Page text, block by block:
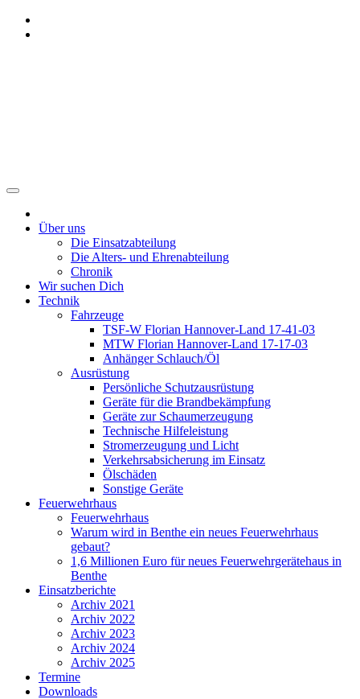
Zum
Inhalt
Über uns
Die Einsatzabteilung
Die Alters- und Ehrenabteilung
Chronik
Wir suchen Dich
Technik
Fahrzeuge
TSF-W Florian Hannover-Land 17-41-03
MTW Florian Hannover-Land 17-17-03
Anhänger Schlauch/Öl
Ausrüstung
Persönliche Schutzausrüstung
Geräte für die Brandbekämpfung
Geräte zur Schaumerzeugung
Technische Hilfeleistung
Stromerzeugung und Licht
Verkehrsabsicherung im Einsatz
Ölschäden
Sonstige Geräte
Feuerwehrhaus
Feuerwehrhaus
Warum wird in Benthe ein neues Feuerwehrhaus
gebaut?
1,6 Millionen Euro für neues Feuerwehrgerätehaus in
Benthe
Einsatzberichte
Archiv 2021
Archiv 2022
Archiv 2023
Archiv 2024
Archiv 2025
Termine
Downloads